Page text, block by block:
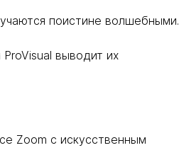
поистине волшебными.
выводит их
Zoom с искусственным